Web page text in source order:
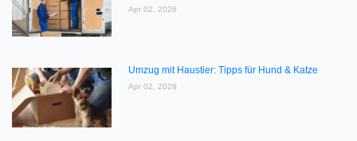
Apr 02, 2026
Umzug mit Haustier: Tipps für Hund & Katze
Apr 02, 2026